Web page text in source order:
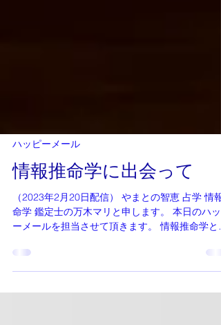
ハッピーメール
情報推命学に出会って
（2023年2月20日配信） やまとの智恵 占学 情報
命学 鑑定士の万木マリと申します。 本日のハッ
合って２０年以上になります。 最初は鑑定士にな
るなんて考えもしませんでしたが、学んでいくう